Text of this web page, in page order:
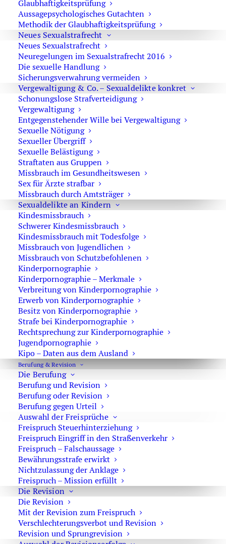
Glaubhaftigkeitsprüfung
Aussagepsychologisches Gutachten
Methodik der Glaubhaftigkeitsprüfung
Neues Sexualstrafrecht
Neues Sexualstrafrecht
Neuregelungen im Sexualstrafrecht 2016
Die sexuelle Handlung
Sicherungsverwahrung vermeiden
Vergewaltigung & Co. – Sexualdelikte konkret
Schonungslose Strafverteidigung
Vergewaltigung
Entgegenstehender Wille bei Vergewaltigung
Sexuelle Nötigung
Sexueller Übergriff
Sexuelle Belästigung
Straftaten aus Gruppen
Missbrauch im Gesundheitswesen
Sex für Ärzte strafbar
Missbrauch durch Amtsträger
Sexualdelikte an Kindern
Kindesmissbrauch
Schwerer Kindesmissbrauch
Kindesmissbrauch mit Todesfolge
Missbrauch von Jugendlichen
Missbrauch von Schutzbefohlenen
Kinderpornographie
Kinderpornographie – Merkmale
Verbreitung von Kinderpornographie
Erwerb von Kinderpornographie
Besitz von Kinderpornographie
Strafe bei Kinderpornographie
Rechtsprechung zur Kinderpornographie
Jugendpornographie
Kipo – Daten aus dem Ausland
Berufung & Revision
Die Berufung
Berufung und Revision
Berufung oder Revision
Berufung gegen Urteil
Auswahl der Freisprüche
Freispruch Steuerhinterziehung
Freispruch Eingriff in den Straßenverkehr
Freispruch – Falschaussage
Bewährungsstrafe erwirkt
Nichtzulassung der Anklage
Freispruch – Mission erfüllt
Die Revision
Die Revision
Mit der Revision zum Freispruch
Verschlechterungsverbot und Revision
Revision und Sprungrevision
Strafverteidiger-Notruf (z. B. bei
Festnahme oder
Hausdurchsuchungen):
0171 65 43 669
Sie erreichen die Anwaltskanzlei an den
Wochentagen über das Sekretariat.
Die Sekretärinnen sind zur Verschwiegenheit
verpflichtet. Erforderliche Erstinformationen
können Sie ihnen anvertrauen.
Rechtsanwalt Oliver Marson
Adresse: Kurfürstendamm 66, 10707 Berlin
Telefon:+49 30 720 22 970
Fax +49 30 720 22 771
E-Mail:marson@anwaltmarson.de
Hilfe im Notfall
Sie können sich im Notfall rund um die Uhr an uns
wenden. Bitte wählen Sie:
Typische Notfälle sind: Festnahme, Anordnung der
Untersuchungshaft oder Hausdurchsuchungen.